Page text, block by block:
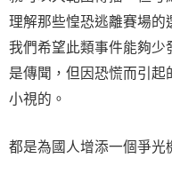
理解那些惶恐逃離賽場的
我們希望此類事件能夠少
是傳聞，但因恐慌而引起
小視的。
都是為國人增添一個爭光